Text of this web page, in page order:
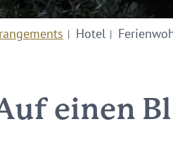
Hotel
einen